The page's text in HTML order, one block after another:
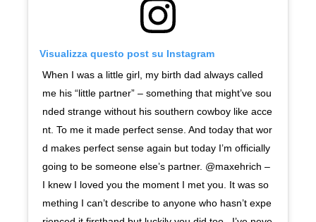
Visualizza questo post su Instagram
When I was a little girl, my birth dad always called
me his “little partner” – something that might’ve sou
nded strange without his southern cowboy like acce
nt. To me it made perfect sense. And today that wor
d makes perfect sense again but today I’m officially
going to be someone else’s partner. @maxehrich –
I knew I loved you the moment I met you. It was so
mething I can’t describe to anyone who hasn’t expe